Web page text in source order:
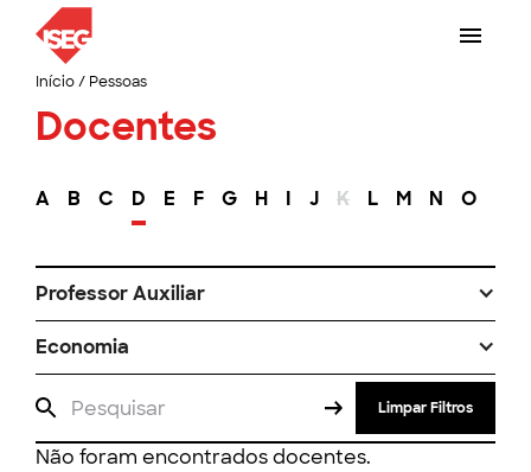
Início/ Pessoas
Docentes
A B C D E F G H I J K L M N O
Professor Auxiliar
Economia
Limpar Filtros
Não foram encontrados docentes.